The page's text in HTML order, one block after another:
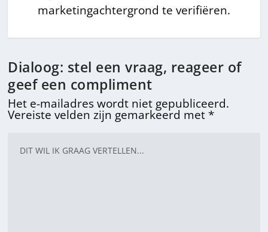
marketingachtergrond te verifiëren.
Dialoog: stel een vraag, reageer of
geef een compliment
Het e-mailadres wordt niet gepubliceerd.
Vereiste velden zijn gemarkeerd met *